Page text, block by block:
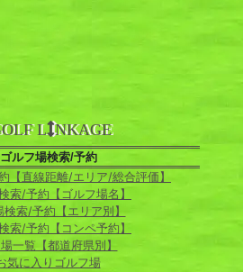
L NKAGE
ゴルフ場検索/予約
【直線距離/エリア/総合評価】
索/予約【ゴルフ場名】
検索/予約【エリア別】
索/予約【コンペ予約】
一覧【都道府県別】
気に入りゴルフ場